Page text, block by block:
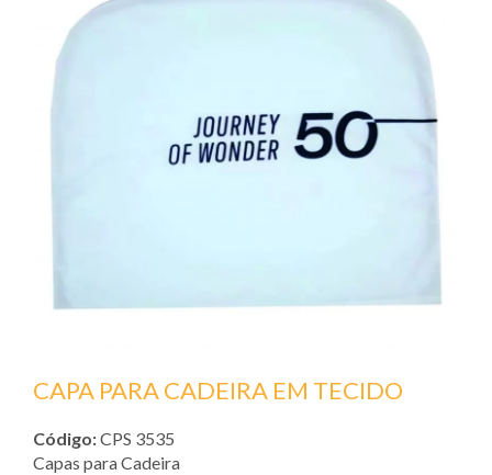
CAPA PARA CADEIRA EM TECIDO
Código:CPS 3535
Capas para Cadeira